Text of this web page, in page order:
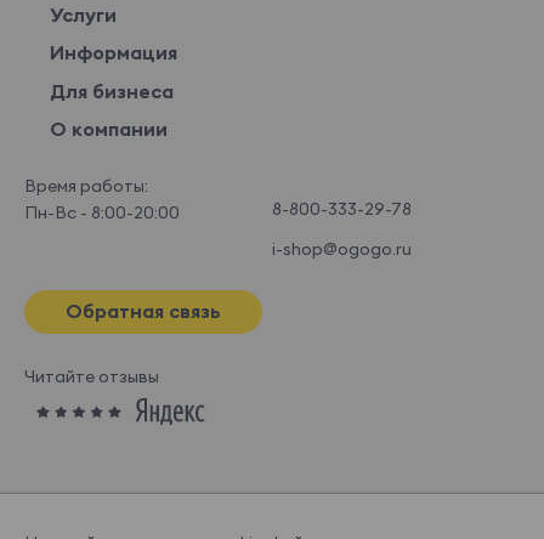
Услуги
Информация
Для бизнеса
О компании
Время работы:
Пн-Вс - 8:00-20:00
8-800-333-29-78
i-shop@ogogo.ru
Обратная связь
Читайте отзывы